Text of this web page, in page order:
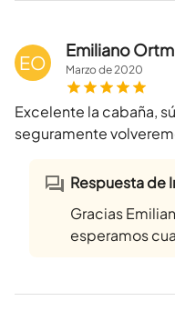
EO
Emiliano
Marzode2020
Excelente la cabaña,
seguramente
Respuesta de
Gracias
esperamos